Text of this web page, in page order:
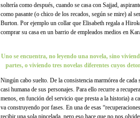
soltería como después, cuando se casa con Sajjad,
como pasante (o chico de los recados, según se mire) al
Burton. Por ejemplo un collar que Elisabeth regala a
comprar su casa en un barrio de empleados medios en
Uno se encuentra, no leyendo una novela, sino
partes, o viviendo tres novelas diferentes cuyos
Ningún cabo suelto. De la consistencia marmórea de cada
casi humana de sus personajes. Para ello recurre a
menos, en función del servicio que presta a la historia) a
va construyendo por fases. En una de esas
recibir una sola pincelada, pero eso hace que no nos